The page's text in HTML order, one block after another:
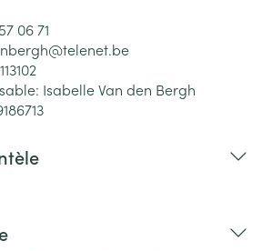
06 71
telenet.be
113102
Isabelle Van den Bergh